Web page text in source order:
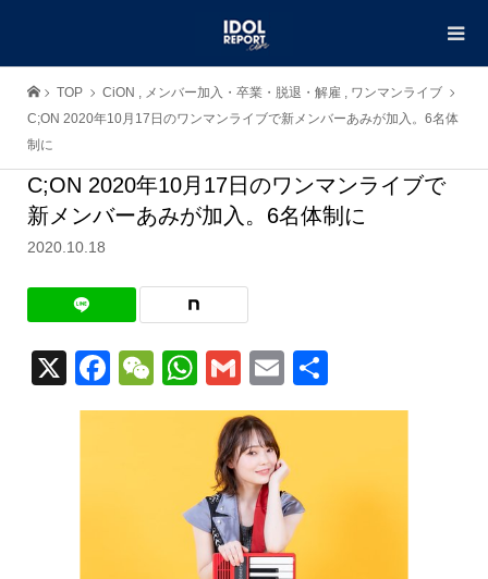
TOP CiON , メンバー加入・卒業・脱退・解雇 , ワンマンライブ
C;ON 2020年10月17日のワンマンライブで新メンバーあみが加入。6名体
制に
C;ON 2020年10月17日のワンマンライブで
新メンバーあみが加入。6名体制に
2020.10.18
X Facebook
WeChat
WhatsApp
GmailEmail
有